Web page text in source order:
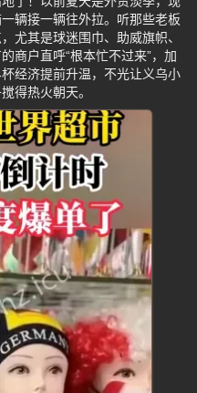
辆接一辆往外拉。听那些老板
尤其是球迷围巾、助威旗帜、
商户直呼“根本忙不过来”，加
经济提前升温，不光让义乌小
得热火朝天。